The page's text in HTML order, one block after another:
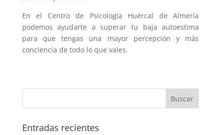
En el Centro de Psicología Huércal de Almería
podemos ayudarte a superar tu baja autoestima
para que tengas una mayor percepción y más
conciencia de todo lo que vales.
Entradas recientes